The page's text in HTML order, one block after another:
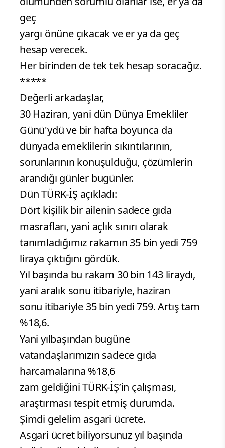
geç
yargı önüne çıkacak ve er ya da geç
hesap verecek.
Her birinden de tek tek hesap soracağız.
*****
Değerli arkadaşlar,
30 Haziran, yani dün Dünya Emekliler
Günü'ydü ve bir hafta boyunca da
dünyada emeklilerin sıkıntılarının,
sorunlarının konuşulduğu, çözümlerin
arandığı günler bugünler.
Dün TÜRK-İŞ açıkladı:
Dört kişilik bir ailenin sadece gıda
masrafları, yani açlık sınırı olarak
tanımladığımız rakamın 35 bin yedi 759
liraya çıktığını gördük.
Yıl başında bu rakam 30 bin 143 liraydı,
yani aralık sonu itibariyle, haziran
sonu itibariyle 35 bin yedi 759. Artış tam
%18,6.
Yani yılbaşından bugüne
vatandaşlarımızın sadece gıda
harcamalarına %18,6
zam geldiğini TÜRK-İŞ’in çalışması,
araştırması tespit etmiş durumda.
Şimdi gelelim asgari ücrete.
Asgari ücret biliyorsunuz yıl başında